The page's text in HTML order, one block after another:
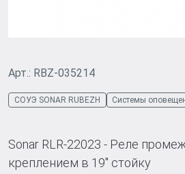
Арт.: RBZ-035214
СОУЭ SONAR RUBEZH Системы
Sonar RLR-22023 - Реле
креплением в 19" стойку